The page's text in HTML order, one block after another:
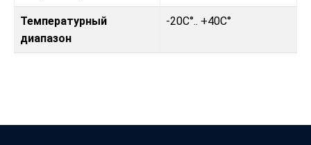
Температурный
диапазон
-20C°.. +40C°